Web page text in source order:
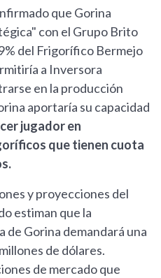
que Gorina
con el Grupo Brito
del Frigorífico Bermejo
a Inversora
en la producción
aportaría su capacidad
jugador en
que tienen cuota
y proyecciones del
estiman que la
Gorina demandará una
de dólares.
de mercado que